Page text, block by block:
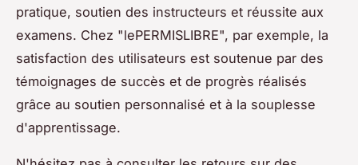
pratique, soutien des instructeurs et réussite aux
examens. Chez "lePERMISLIBRE", par exemple, la
satisfaction des utilisateurs est soutenue par des
témoignages de succès et de progrès réalisés
grâce au soutien personnalisé et à la souplesse
d'apprentissage.